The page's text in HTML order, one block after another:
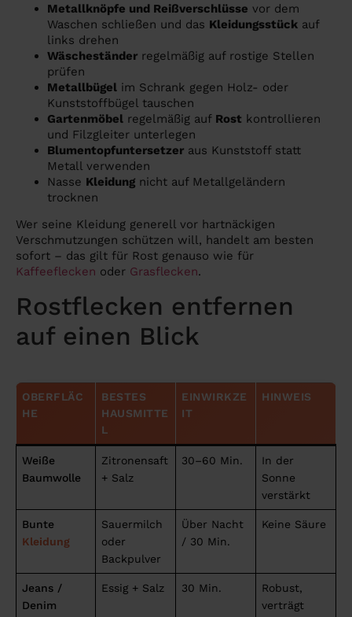
Metallknöpfe und Reißverschlüsse vor dem
Waschen schließen und das Kleidungsstück auf
links drehen
Wäscheständer regelmäßig auf rostige Stellen
prüfen
Metallbügel im Schrank gegen Holz- oder
Kunststoffbügel tauschen
Gartenmöbel regelmäßig auf Rost kontrollieren
und Filzgleiter unterlegen
Blumentopfuntersetzer aus Kunststoff statt
Metall verwenden
Nasse Kleidung nicht auf Metallgeländern
trocknen
Wer seine Kleidung generell vor hartnäckigen
Verschmutzungen schützen will, handelt am besten
sofort – das gilt für Rost genauso wie für
Kaffeeflecken oder Grasflecken.
Rostflecken entfernen
auf einen Blick
OBERFLÄC
HE
BESTES
HAUSMITTE
L
EINWIRKZE
IT
HINWEIS
Weiße
Baumwolle
Zitronensaft
+ Salz
30–60 Min.
In der
Sonne
verstärkt
Bunte
Kleidung
Sauermilch
oder
Backpulver
Über Nacht
/ 30 Min.
Keine Säure
Jeans /
Denim
Essig + Salz 30 Min.
Robust,
verträgt